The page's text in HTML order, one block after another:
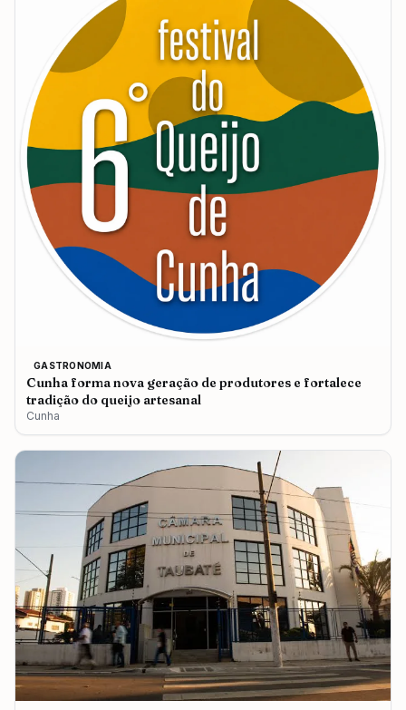
GASTRONOMIA
Cunha forma nova geração de produtores e fortalece
tradição do queijo artesanal
Cunha